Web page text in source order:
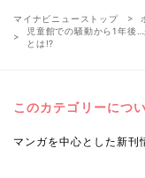
マイナビニューストップ
児童館での騒動から1年後
とは!?
このカテゴリーにつ
マンガを中心とした新刊